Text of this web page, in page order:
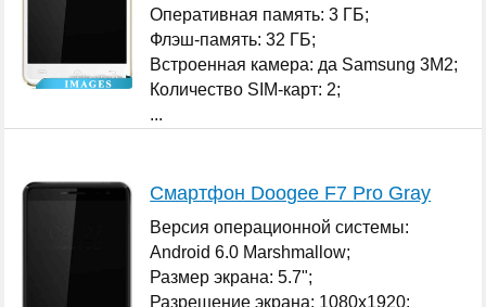
Оперативная память: 3 ГБ;
Флэш-память: 32 ГБ;
Встроенная камера: да Samsung 3M2;
Количество SIM-карт: 2;
...
Смартфон Doogee F7 Pro Gray
Версия операционной системы:
Android 6.0 Marshmallow;
Размер экрана: 5.7";
Разрешение экрана: 1080x1920;